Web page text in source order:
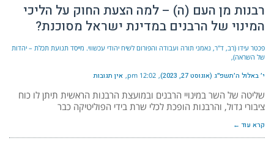
רבנות מן העם (ה) – למה הצעת החוק על הליכי
המינוי של הרבנים במדינת ישראל מסוכנת?
פכטר עידו (רב, ד"ר, נאמני תורה ועבודה והפורום לשיח יהודי עכשווי. מייסד תנועת תכלת – יהדות
של השראה)
י׳ באלול ה׳תשפ״ג (אוגוסט 27, 2023) 12:02 pm אין תגובות
שליטה של השר במינויי הרבנים ובמועצת הרבנות הראשית תיתן לו כוח
ציבורי גדול, והרבנות הופכת לכלי שרת בידי הפוליטיקה כבר
קרא עוד ←